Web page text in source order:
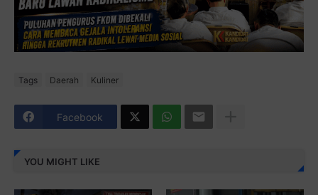
Tags Daerah Kuliner
Facebook
YOU MIGHT LIKE